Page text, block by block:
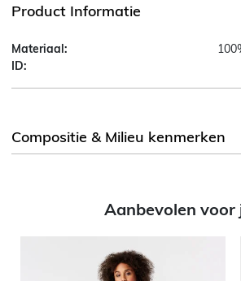
Product Informatie
Materiaal:
ID:
Compositie & Milieu kenmerken
Aanbevolen voor